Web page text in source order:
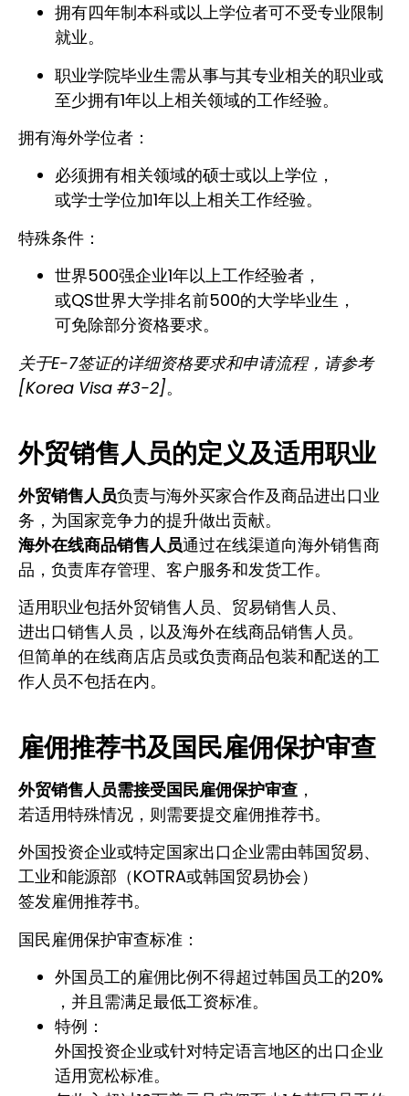
拥有四年制本科或以上学位者可不受专业限制
就业。
职业学院毕业生需从事与其专业相关的职业或
至少拥有1年以上相关领域的工作经验。
拥有海外学位者：
必须拥有相关领域的硕士或以上学位，
或学士学位加1年以上相关工作经验。
特殊条件：
世界500强企业1年以上工作经验者，
或QS世界大学排名前500的大学毕业生，
可免除部分资格要求。
关于E-7签证的详细资格要求和申请流程，请参考
[Korea Visa #3-2]。
外贸销售人员的定义及适用职业
外贸销售人员负责与海外买家合作及商品进出口业
务，为国家竞争力的提升做出贡献。
海外在线商品销售人员通过在线渠道向海外销售商
品，负责库存管理、客户服务和发货工作。
适用职业包括外贸销售人员、贸易销售人员、
进出口销售人员，以及海外在线商品销售人员。
但简单的在线商店店员或负责商品包装和配送的工
作人员不包括在内。
雇佣推荐书及国民雇佣保护审查
外贸销售人员需接受国民雇佣保护审查 ，
若适用特殊情况，则需要提交雇佣推荐书。
外国投资企业或特定国家出口企业需由韩国贸易、
工业和能源部（KOTRA或韩国贸易协会）
签发雇佣推荐书。
国民雇佣保护审查标准：
外国员工的雇佣比例不得超过韩国员工的20%
，并且需满足最低工资标准。
特例：
外国投资企业或针对特定语言地区的出口企业
适用宽松标准。